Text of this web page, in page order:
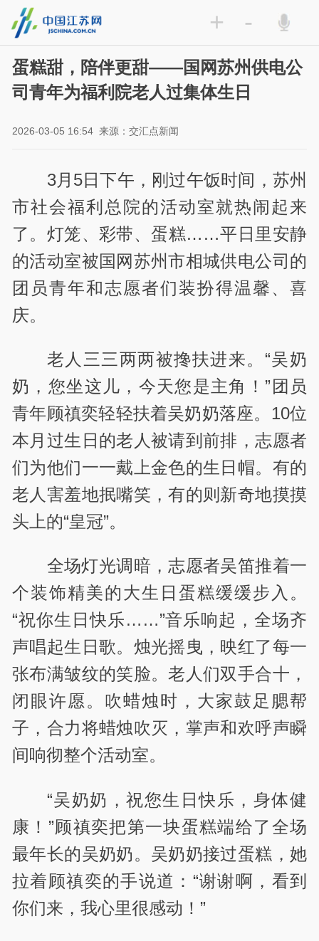
+ -
蛋糕甜，陪伴更甜——国网苏州供电公
司青年为福利院老人过集体生日
2026-03-05 16:54 来源：交汇点新闻
3月5日下午，刚过午饭时间，苏州
市社会福利总院的活动室就热闹起来
了。灯笼、彩带、蛋糕……平日里安静
的活动室被国网苏州市相城供电公司的
团员青年和志愿者们装扮得温馨、喜
庆。
老人三三两两被搀扶进来。“吴奶
奶，您坐这儿，今天您是主角！”团员
青年顾禛奕轻轻扶着吴奶奶落座。10位
本月过生日的老人被请到前排，志愿者
们为他们一一戴上金色的生日帽。有的
老人害羞地抿嘴笑，有的则新奇地摸摸
头上的“皇冠”。
全场灯光调暗，志愿者吴笛推着一
个装饰精美的大生日蛋糕缓缓步入。
“祝你生日快乐……”音乐响起，全场齐
声唱起生日歌。烛光摇曳，映红了每一
张布满皱纹的笑脸。老人们双手合十，
闭眼许愿。吹蜡烛时，大家鼓足腮帮
子，合力将蜡烛吹灭，掌声和欢呼声瞬
间响彻整个活动室。
“吴奶奶，祝您生日快乐，身体健
康！”顾禛奕把第一块蛋糕端给了全场
最年长的吴奶奶。吴奶奶接过蛋糕，她
拉着顾禛奕的手说道：“谢谢啊，看到
你们来，我心里很感动！”